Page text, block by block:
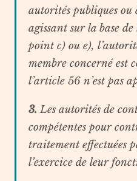
autorités publiques ou
agissant sur la base
point c) ou e),
membre concerné est
l’article 56 n’est pas
3. Les autorités de
compétentes pour
traitement effectuées
l’exercice de leur